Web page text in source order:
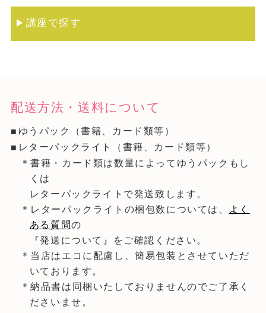
講座で探す
配送方法・送料について
ゆうパック（書籍、カード類等）
レターパックライト（書籍、カード類等）
＊書籍・カード類は数量によってゆうパックもし
くは
レターパックライトで発送致します。
＊レターパックライトの梱包数については、
よく
ある質問の
『発送について』をご確認ください。
＊当店はエコに配慮し、簡易包装とさせていただ
いております。
＊納品書は同梱いたしておりませんのでご了承く
ださいませ。